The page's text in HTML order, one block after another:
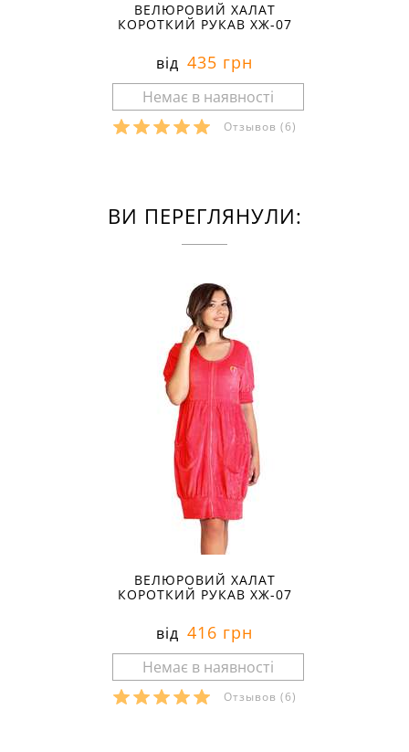
ВЕЛЮРОВИЙ ХАЛАТ
КОРОТКИЙ РУКАВ ХЖ-07
від 435 грн
Отзывов (6)
ВИ ПЕРЕГЛЯНУЛИ:
ВЕЛЮРОВИЙ ХАЛАТ
КОРОТКИЙ РУКАВ ХЖ-07
від 416 грн
Отзывов (6)